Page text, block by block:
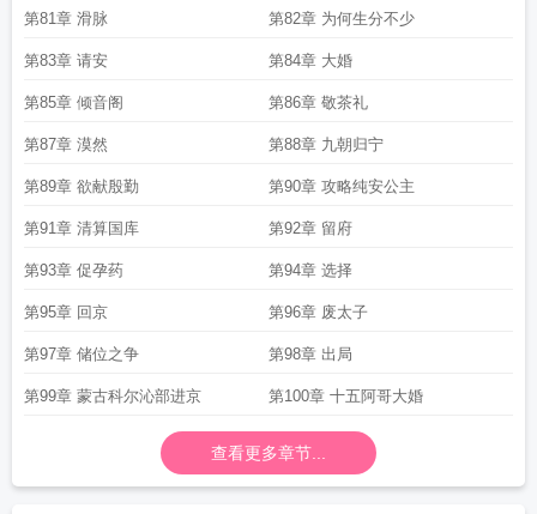
第81章 滑脉 第82章 为何生分不少
第83章 请安 第84章 大婚
第85章 倾音阁 第86章 敬茶礼
第87章 漠然 第88章 九朝归宁
第89章 欲献殷勤 第90章 攻略纯安公主
第91章 清算国库 第92章 留府
第93章 促孕药 第94章 选择
第95章 回京 第96章 废太子
第97章 储位之争 第98章 出局
第99章 蒙古科尔沁部进京 第100章 十五阿哥大婚
查看更多章节...